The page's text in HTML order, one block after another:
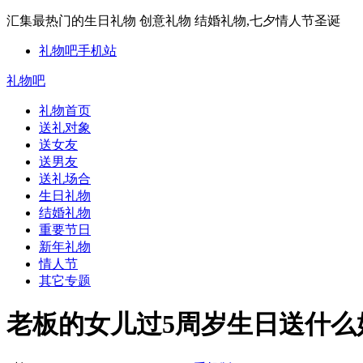
汇集最热门的生日礼物 创意礼物 结婚礼物,七夕情人节圣诞
礼物吧手机站
礼物吧
礼物首页
送礼对象
送女友
送男友
送礼场合
生日礼物
结婚礼物
重要节日
新年礼物
情人节
其它专题
老板的女儿过5周岁生日送什